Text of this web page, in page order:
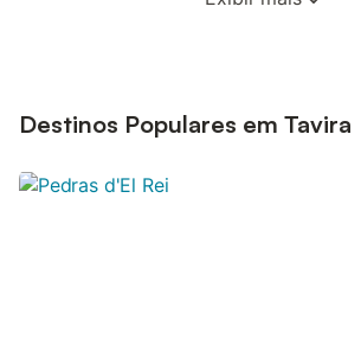
Destinos Populares em Tavira